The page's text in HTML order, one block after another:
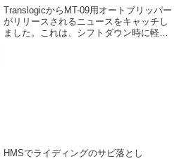
TranslogicからMT-09用オートブリッパー
がリリースされるニュースをキャッチし
ました。これは、シフトダウン時に軽く
HMSでライディングのサビ落とし